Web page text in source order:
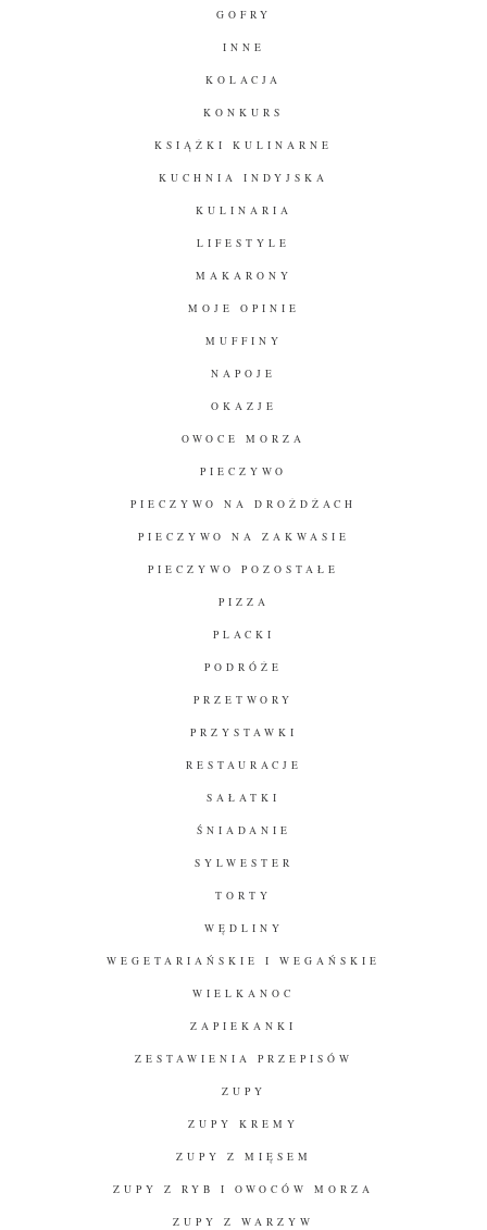
GOFRY
INNE
KOLACJA
KONKURS
KSIĄŻKI KULINARNE
KUCHNIA INDYJSKA
KULINARIA
LIFESTYLE
MAKARONY
MOJE OPINIE
MUFFINY
NAPOJE
OKAZJE
OWOCE MORZA
PIECZYWO
PIECZYWO NA DROŻDŻACH
PIECZYWO NA ZAKWASIE
PIECZYWO POZOSTAŁE
PIZZA
PLACKI
PODRÓŻE
PRZETWORY
PRZYSTAWKI
RESTAURACJE
SAŁATKI
ŚNIADANIE
SYLWESTER
TORTY
WĘDLINY
WEGETARIAŃSKIE I WEGAŃSKIE
WIELKANOC
ZAPIEKANKI
ZESTAWIENIA PRZEPISÓW
ZUPY
ZUPY KREMY
ZUPY Z MIĘSEM
ZUPY Z RYB I OWOCÓW MORZA
ZUPY Z WARZYW